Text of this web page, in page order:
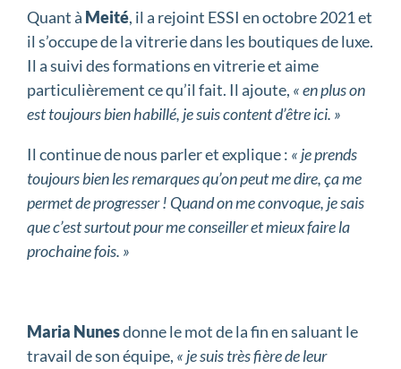
Quant à Meité, il a rejoint ESSI en octobre 2021 et
il s’occupe de la vitrerie dans les boutiques de luxe.
Il a suivi des formations en vitrerie et aime
particulièrement ce qu’il fait. Il ajoute, « en plus on
est toujours bien habillé, je suis content d’être ici. »
Il continue de nous parler et explique : « je prends
toujours bien les remarques qu’on peut me dire, ça me
permet de progresser ! Quand on me convoque, je sais
que c’est surtout pour me conseiller et mieux faire la
prochaine fois. »
Maria Nunesdonne le mot de la fin en saluant le
travail de son équipe, « je suis très fière de leur